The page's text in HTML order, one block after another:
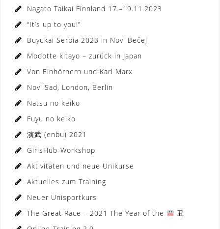
Nagato Taikai Finnland 17.–19.11.2023
“It’s up to you!”
Buyukai Serbia 2023 in Novi Bečej
Modotte kitayo – zurück in Japan
Von Einhörnern und Karl Marx
Novi Sad, London, Berlin
Natsu no keiko
Fuyu no keiko
演武 (enbu) 2021
GirlsHub-Workshop
Aktivitäten und neue Unikurse
Aktuelles zum Training
Neuer Unisportkurs
The Great Race – 2021 The Year of the
丑